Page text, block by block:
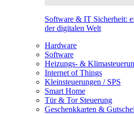
Software & IT Sicherheit:
der digitalen Welt
Hardware
Software
Heizungs- &
Internet of Things
Kleinsteuerungen / SPS
Smart Home
Tür & Tor Steuerung
Geschenkkarten &